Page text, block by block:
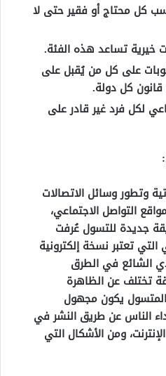
كل محتاج أو فقير حتى لا
خيرية تساعد هذه الفئة.
على كل من يُقبل على
كل دولة.
لكل فرد غير قادر على
وتطور وسائل الاتصالات
التواصل الاجتماعي،
جديدة للتسول عُرفت
تعتبر نسخة إلكترونية
الشائع في الطرق
تختلف عن الظاهرة
يكون مجهول
الناس عن طريق النشر في
ومن الأشكال التي